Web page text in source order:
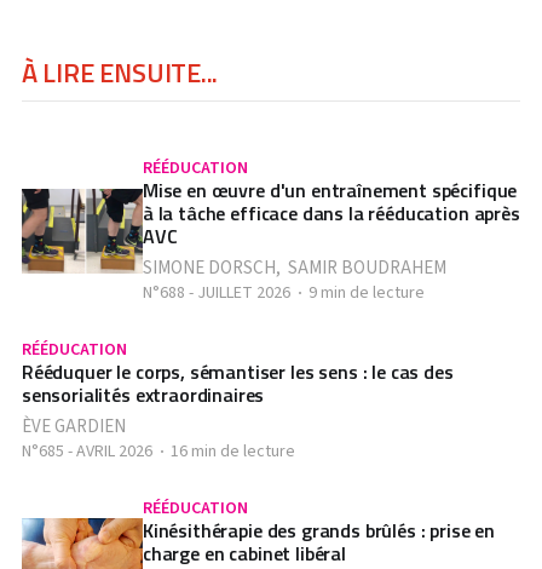
À LIRE ENSUITE...
RÉÉDUCATION
Mise en œuvre d'un entraînement spécifique
à la tâche efficace dans la rééducation après
AVC
SIMONE DORSCH, SAMIR BOUDRAHEM
N°688 - JUILLET 2026 9 min de lecture
RÉÉDUCATION
Rééduquer le corps, sémantiser les sens : le cas des
sensorialités extraordinaires
ÈVE GARDIEN
N°685 - AVRIL 2026 16 min de lecture
RÉÉDUCATION
Kinésithérapie des grands brûlés : prise en
charge en cabinet libéral